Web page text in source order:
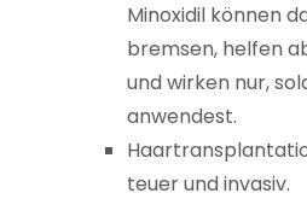
Minoxidil können
bremsen, helfen
und wirken nur,
anwendest.
teuer und invasiv.